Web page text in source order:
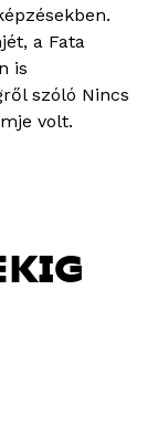
a Fata
is
szóló Nincs
volt.